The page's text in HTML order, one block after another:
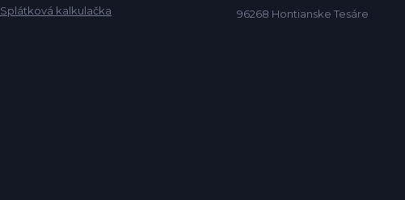
Splátková kalkulačka
96268 Hontianske Tesáre